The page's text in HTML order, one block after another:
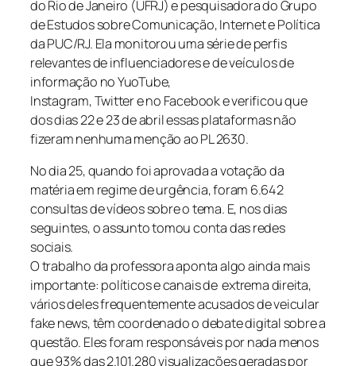
do Rio de Janeiro (UFRJ) e pesquisadora do Grupo
de Estudos sobre Comunicação, Internet e Política
da PUC/RJ. Ela monitorou uma série de perfis
relevantes de influenciadores e de veículos de
informação no YuoTube,
Instagram, Twitter e no Facebook e verificou que
dos dias 22 e 23 de abril essas plataformas não
fizeram nenhuma menção ao PL 2630.
No dia 25, quando foi aprovada a votação da
matéria em regime de urgência, foram 6.642
consultas de vídeos sobre o tema. E, nos dias
seguintes, o assunto tomou conta das redes
sociais.
O trabalho da professora aponta algo ainda mais
importante: políticos e canais de extrema direita,
vários deles frequentemente acusados de veicular
fake news, têm coordenado o debate digital sobre a
questão. Eles foram responsáveis por nada menos
que 93% das 2.101.280 visualizações geradas por